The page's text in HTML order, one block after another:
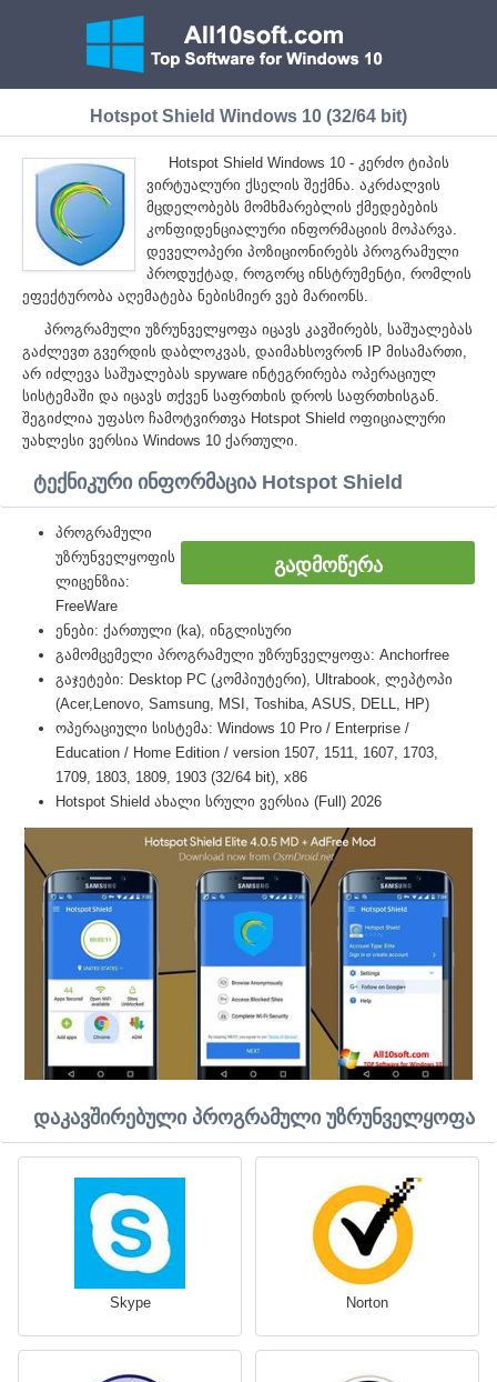
Hotspot Shield Windows 10 (32/64 bit)
Hotspot Shield Windows 10 - კერძო ტიპის
ვირტუალური ქსელის შექმნა. აკრძალვის
მცდელობებს მომხმარებლის ქმედებების
კონფიდენციალური ინფორმაციის მოპარვა.
დეველოპერი პოზიციონირებს პროგრამული
პროდუქტად, როგორც ინსტრუმენტი, რომლის
ეფექტურობა აღემატება ნებისმიერ ვებ მარიონს.
პროგრამული უზრუნველყოფა იცავს კავშირებს, საშუალებას
გაძლევთ გვერდის დაბლოკვას, დაიმახსოვრონ IP მისამართი,
არ იძლევა საშუალებას spyware ინტეგრირება ოპერაციულ
სისტემაში და იცავს თქვენ საფრთხის დროს საფრთხისგან.
შეგიძლია უფასო ჩამოტვირთვა Hotspot Shield ოფიციალური
უახლესი ვერსია Windows 10 ქართული.
ტექნიკური ინფორმაცია Hotspot Shield
ᲒᲐᲓᲛᲝᲬᲔᲠᲐ
პროგრამული
უზრუნველყოფის
ლიცენზია:
FreeWare
ენები: ქართული (ka), ინგლისური
გამომცემელი პროგრამული უზრუნველყოფა: Anchorfree
გაჯეტები: Desktop PC (კომპიუტერი), Ultrabook, ლეპტოპი
(Acer,Lenovo, Samsung, MSI, Toshiba, ASUS, DELL, HP)
ოპერაციული სისტემა: Windows 10 Pro / Enterprise /
Education / Home Edition / version 1507, 1511, 1607, 1703,
1709, 1803, 1809, 1903 (32/64 bit), x86
Hotspot Shield ახალი სრული ვერსია (Full) 2026
დაკავშირებული პროგრამული უზრუნველყოფა
Skype Norton